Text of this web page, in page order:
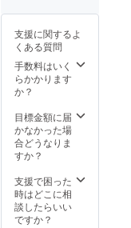
ミュー
ジアム
チケッ
ト 高知
限定
バッジ
なった
プラン
です。)
大人料
金
10000
円 小学
ワール
で、春
休みの
思い出
を作り
ません
入金確
認後、
The 6th
Diary
Hotel &
resort
よりご
連絡さ
ラー色
レゼン
ト致し
ます。
ご自身
でご用
たチラ
シや
ショッ
プカー
配り頂
けるス
ペシャ
ルプラ
支援に関するよ
くある質問
手数料はいく
らかかります
か？
目標金額に届
かなかった場
合どうなりま
すか？
支援で困った
時はどこに相
談したらいい
ですか？